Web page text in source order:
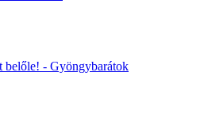
belőle! - Gyöngybarátok